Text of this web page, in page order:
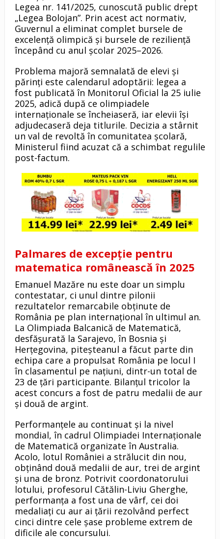
Legea nr. 141/2025, cunoscută public drept
„Legea Bolojan”. Prin acest act normativ,
Guvernul a eliminat complet bursele de
excelență olimpică și bursele de reziliență
începând cu anul școlar 2025–2026.
Problema majoră semnalată de elevi și
părinți este calendarul adoptării: legea a
fost publicată în Monitorul Oficial la 25 iulie
2025, adică după ce olimpiadele
internaționale se încheiaseră, iar elevii își
adjudecaseră deja titlurile. Decizia a stârnit
un val de revoltă în comunitatea școlară,
Ministerul fiind acuzat că a schimbat regulile
post-factum.
Palmares de excepție pentru
matematica românească în 2025
Emanuel Mazăre nu este doar un simplu
contestatar, ci unul dintre pilonii
rezultatelor remarcabile obținute de
România pe plan internațional în ultimul an.
La Olimpiada Balcanică de Matematică,
desfășurată la Sarajevo, în Bosnia și
Herțegovina, piteșteanul a făcut parte din
echipa care a propulsat România pe locul I
în clasamentul pe națiuni, dintr-un total de
23 de țări participante. Bilanțul tricolor la
acest concurs a fost de patru medalii de aur
și două de argint.
Performanțele au continuat și la nivel
mondial, în cadrul Olimpiadei Internaționale
de Matematică organizate în Australia.
Acolo, lotul României a strălucit din nou,
obținând două medalii de aur, trei de argint
și una de bronz. Potrivit coordonatorului
lotului, profesorul Cătălin-Liviu Gherghe,
performanța a fost una de vârf, cei doi
medaliați cu aur ai țării rezolvând perfect
cinci dintre cele șase probleme extrem de
dificile ale concursului.